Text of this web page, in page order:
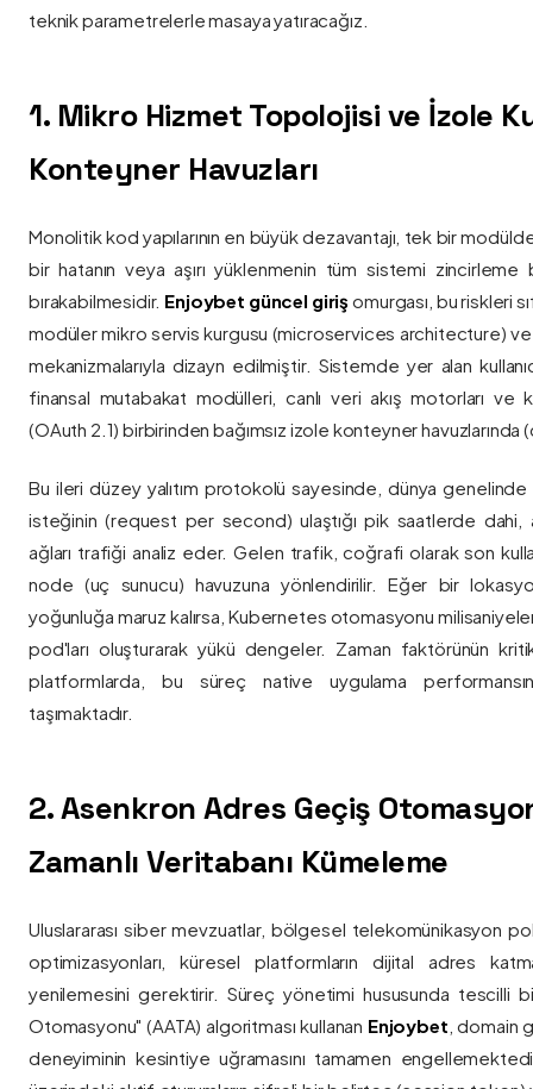
teknik parametrelerle masaya yatıracağız.
1. Mikro Hizmet Topolojisi ve İzole
Konteyner Havuzları
Monolitik kod yapılarının en büyük dezavantajı, tek bir
bir hatanın veya aşırı yüklenmenin tüm sistemi zincirleme
bırakabilmesidir. Enjoybet güncel giriş omurgası, bu riskleri
modüler mikro servis kurgusu (microservices architecture)
mekanizmalarıyla dizayn edilmiştir. Sistemde yer alan
finansal mutabakat modülleri, canlı veri akış motorları ve
(OAuth 2.1) birbirinden bağımsız izole konteyner havuzlarında
Bu ileri düzey yalıtım protokolü sayesinde, dünya genelinde
isteğinin (request per second) ulaştığı pik saatlerde dahi,
ağları trafiği analiz eder. Gelen trafik, coğrafi olarak son
node (uç sunucu) havuzuna yönlendirilir. Eğer bir
yoğunluğa maruz kalırsa, Kubernetes otomasyonu
pod'ları oluşturarak yükü dengeler. Zaman faktörünün
platformlarda, bu süreç native uygulama
taşımaktadır.
2. Asenkron Adres Geçiş
Zamanlı Veritabanı Kümeleme
Uluslararası siber mevzuatlar, bölgesel telekomünikasyon
optimizasyonları, küresel platformların dijital adres
yenilemesini gerektirir. Süreç yönetimi hususunda tescilli
Otomasyonu" (AATA) algoritması kullanan Enjoybet , domain
deneyiminin kesintiye uğramasını tamamen